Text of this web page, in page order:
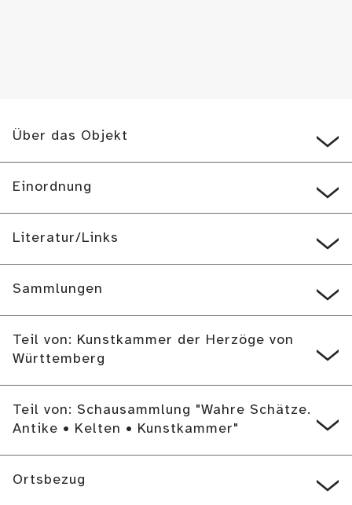
Über das Objekt
Einordnung
Literatur/Links
Sammlungen
Teil von: Kunstkammer der Herzöge von
Württemberg
Teil von: Schausammlung "Wahre Schätze.
Antike • Kelten • Kunstkammer"
Ortsbezug